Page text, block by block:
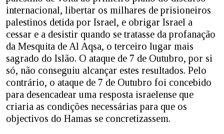
internacional, libertar os milhares de prisioneiros
palestinos detida por Israel, e obrigar Israel a
cessar e a desistir quando se tratasse da profanação
da Mesquita de Al Aqsa, o terceiro lugar mais
sagrado do Islão. O ataque de 7 de Outubro, por si
só, não conseguiu alcançar estes resultados. Pelo
contrário, o ataque de 7 de Outubro foi concebido
para desencadear uma resposta israelense que
criaria as condições necessárias para que os
objectivos do Hamas se concretizassem.